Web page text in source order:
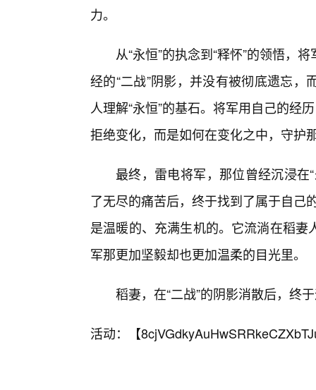
力。
从“永恒”的执念到“释怀”的领悟，
经的“二战”阴影，并没有被彻底遗忘
人理解“永恒”的基石。将军用自己的经
拒绝变化，而是如何在变化之中，守护
最终，雷电将军，那位曾经沉浸在
了无尽的痛苦后，终于找到了属于自己
是温暖的、充满生机的。它流淌在稻
军那更加坚毅却也更加温柔的目光里。
稻妻，在“二战”的阴影消散后，终
活动：【